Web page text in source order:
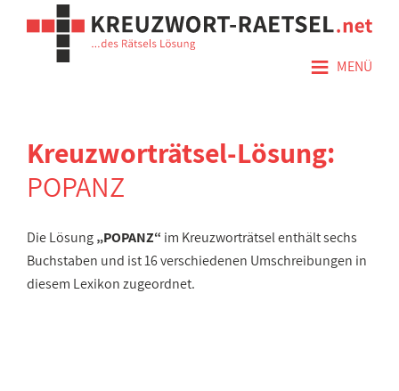
≡ MENÜ
Kreuzworträtsel-Lösung:
POPANZ
Die Lösung„POPANZ“ im Kreuzworträtsel enthält sechs
Buchstaben und ist 16 verschiedenen Umschreibungen in
diesem Lexikon zugeordnet.